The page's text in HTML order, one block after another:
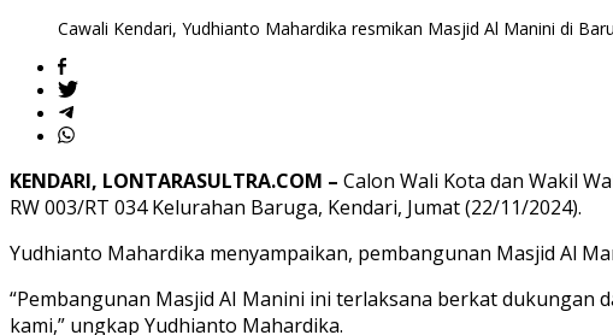
Cawali Kendari, Yudhianto Mahardika resmikan Masjid Al Manini di
KENDARI, LONTARASULTRA.COM – Calon Wali Kota dan Wakil
RW 003/RT 034 Kelurahan Baruga, Kendari, Jumat (22/11/2024).
Yudhianto Mahardika menyampaikan, pembangunan Masjid Al
“Pembangunan Masjid AI Manini ini terlaksana berkat dukungan
kami,” ungkap Yudhianto Mahardika.